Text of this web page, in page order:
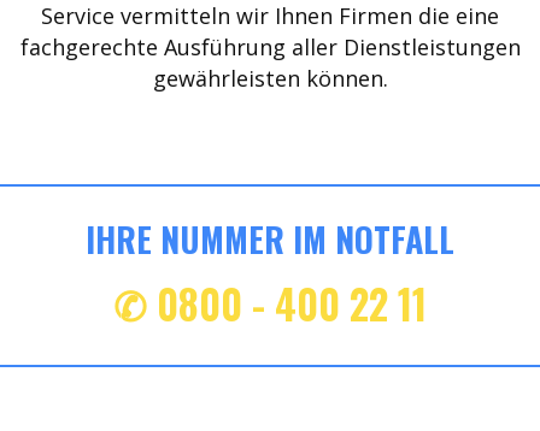
Service vermitteln wir Ihnen Firmen die eine
fachgerechte Ausführung aller Dienstleistungen
gewährleisten können.
IHRE NUMMER IM NOTFALL
✆ 0800 - 400 22 11